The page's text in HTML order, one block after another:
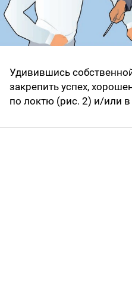
Удивившись
закрепить успех,
по локтю (рис. 2) и/или